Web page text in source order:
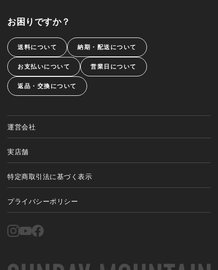
お困りですか？
送料について 納期・配送について
お支払いについて 営業日について
返品・交換について
運営会社
実店舗
特定商取引法に基づく表示
プライバシーポリシー